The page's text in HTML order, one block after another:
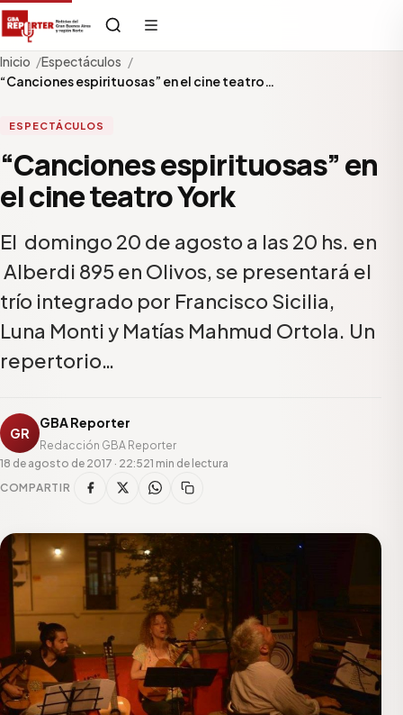
Inicio
Espectáculos
“Canciones espirituosas” en el cine teatro…
ESPECTÁCULOS
“Canciones espirituosas” en
el cine teatro York
El domingo 20 de agosto a las 20 hs. en
Alberdi 895 en Olivos, se presentará el
trío integrado por Francisco Sicilia,
Luna Monti y Matías Mahmud Ortola. Un
repertorio…
GR
GBA Reporter
Redacción GBA Reporter
18 de agosto de 2017 · 22:521 min de lectura
COMPARTIR